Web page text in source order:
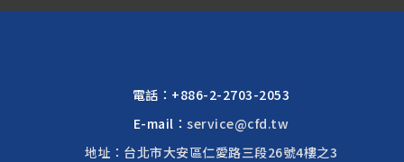
電話： +886-2-2703-2053
E-mail：service@cfd.tw
地址：台北市大安區仁愛路三段26號4樓之3